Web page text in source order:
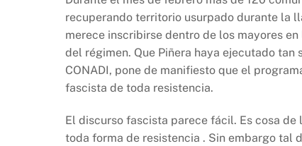
recuperando territorio usurpado durante la
merece inscribirse dentro de los mayores
del régimen. Que Piñera haya ejecutado
CONADI, pone de manifiesto que el
fascista de toda resistencia.
El discurso fascista parece fácil. Es cosa
toda forma de resistencia . Sin embargo tal